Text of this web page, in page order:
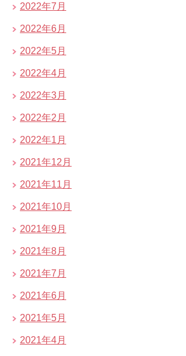
2022年7月
2022年6月
2022年5月
2022年4月
2022年3月
2022年2月
2022年1月
2021年12月
2021年11月
2021年10月
2021年9月
2021年8月
2021年7月
2021年6月
2021年5月
2021年4月